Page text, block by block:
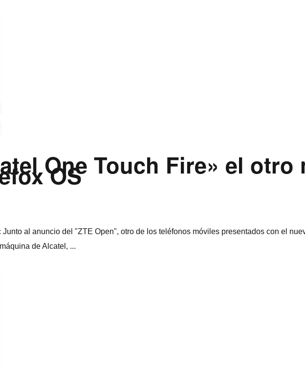
One Touch Fire» el otro
OS
al anuncio del "ZTE Open", otro de los teléfonos móviles presentados con el
de Alcatel, ...